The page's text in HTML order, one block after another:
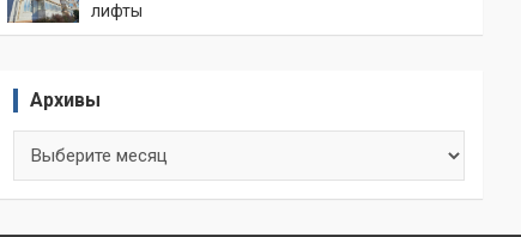
лифты
Архивы